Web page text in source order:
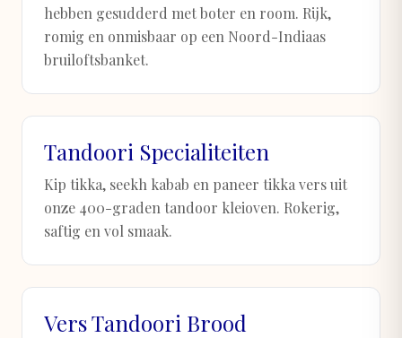
hebben gesudderd met boter en room. Rijk,
romig en onmisbaar op een Noord-Indiaas
bruiloftsbanket.
Tandoori Specialiteiten
Kip tikka, seekh kabab en paneer tikka vers uit
onze 400-graden tandoor kleioven. Rokerig,
saftig en vol smaak.
Vers Tandoori Brood